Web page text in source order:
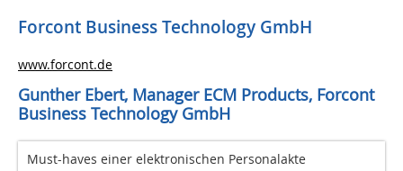
Forcont Business Technology GmbH
www.forcont.de
Gunther Ebert, Manager ECM Products, Forcont
Business Technology GmbH
Must-haves einer elektronischen Personalakte